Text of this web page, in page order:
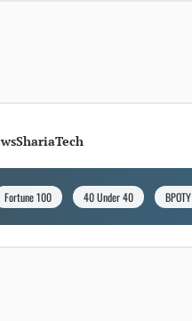
ShariaTech
Fortune 100 40 Under 40 BPOTY